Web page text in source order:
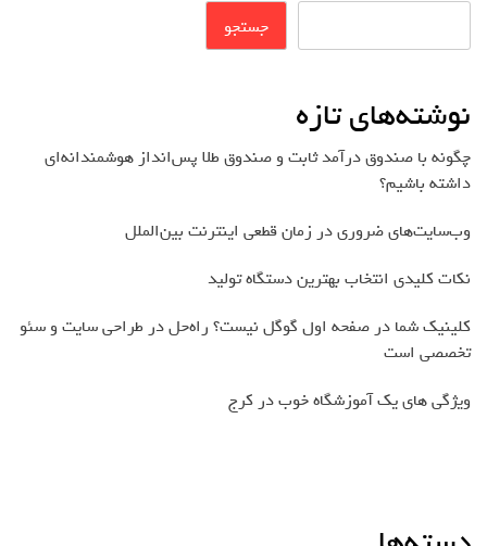
جستجو
نوشته‌های تازه
چگونه با صندوق درآمد ثابت و صندوق طلا پس‌انداز هوشمندانه‌ای
داشته باشیم؟
وب‌سایت‌های ضروری در زمان قطعی اینترنت بین‌الملل
نکات کلیدی انتخاب بهترین دستگاه تولید
کلینیک شما در صفحه اول گوگل نیست؟ راه‌حل در طراحی سایت و سئو
تخصصی است
ویژگی های یک آموزشگاه خوب در کرج